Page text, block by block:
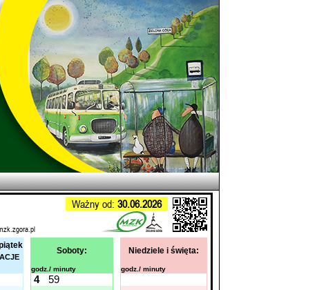
Ważny od: 30.06.2026
Soboty: Niedziele i święta:
godz./ minuty godz./ minuty
4 59